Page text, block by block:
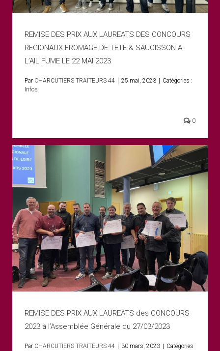
REMISE DES PRIX AUX LAUREATS DES CONCOURS
REGIONAUX FROMAGE DE TETE & SAUCISSON A
L’AIL FUME LE 22 MAI 2023
Par CHARCUTIERS TRAITEURS 44 | 25 mai, 2023 | Catégories :
Infos
0
REMISE DES PRIX AUX LAUREATS des CONCOURS
2023 à l’Assemblée Générale du 27/03/2023
Par CHARCUTIERS TRAITEURS 44 | 30 mars, 2023 | Catégories